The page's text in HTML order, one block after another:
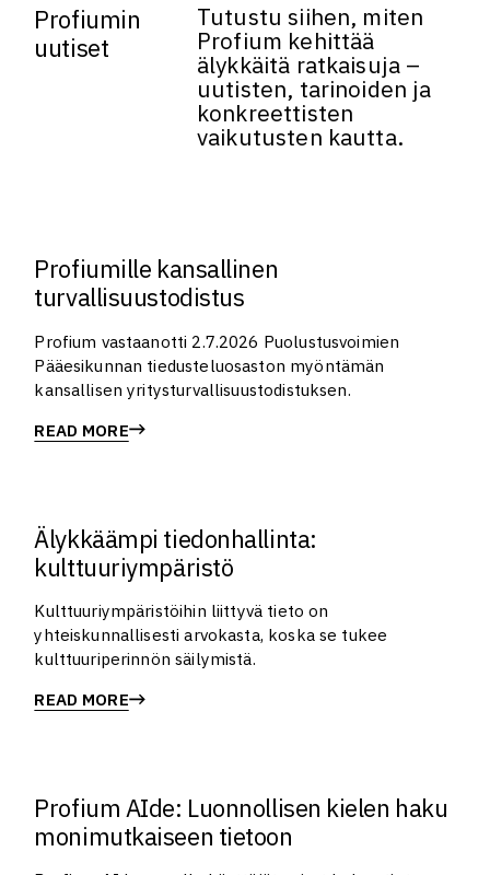
Profiumin
uutiset
Tutustu siihen, miten
Profium kehittää
älykkäitä ratkaisuja –
uutisten, tarinoiden ja
konkreettisten
vaikutusten kautta.
Profiumille kansallinen
turvallisuustodistus
Profium vastaanotti 2.7.2026 Puolustusvoimien
Pääesikunnan tiedusteluosaston myöntämän
kansallisen yritysturvallisuustodistuksen.
READ MORE
Älykkäämpi tiedonhallinta:
kulttuuriympäristö
Kulttuuriympäristöihin liittyvä tieto on
yhteiskunnallisesti arvokasta, koska se tukee
kulttuuriperinnön säilymistä.
READ MORE
Profium AIde: Luonnollisen kielen haku
monimutkaiseen tietoon